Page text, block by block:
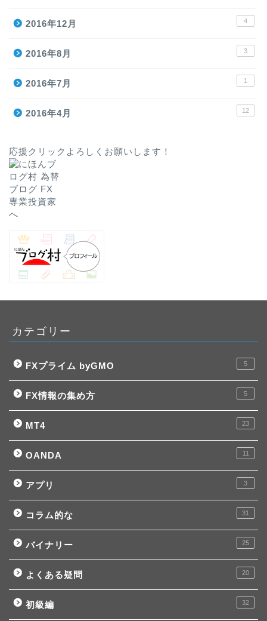
2016年12月 4
2016年8月 3
2016年7月 1
2016年4月 12
応援クリックよろしくお願いします！
カテゴリー
FXプライム byGMO 5
FX情報の集め方 5
MT4 23
OANDA 11
アプリ 3
コラム的な 31
バイナリー 25
よくある疑問 20
初級編 32